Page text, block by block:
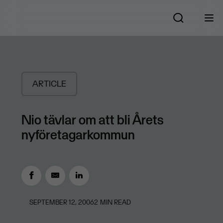
ARTICLE
Nio tävlar om att bli Årets
nyföretagarkommun
SEPTEMBER 12, 20062 MIN READ